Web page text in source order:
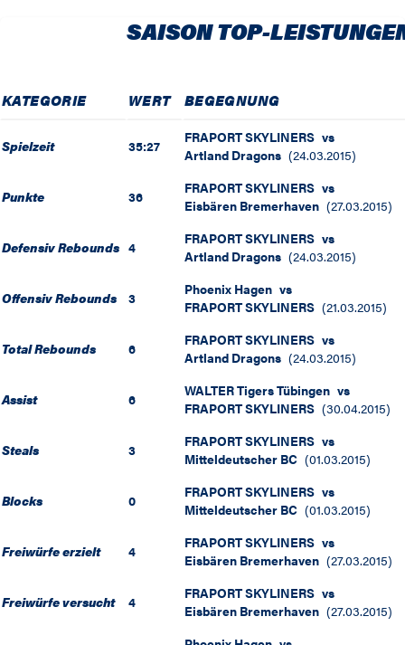
SAISON TOP-
KATEGORIE WERT BEGEGNUNG
Spielzeit 35:27 FRAPORT SKYLINERS vs
Artland Dragons (24.03.2015)
Punkte 36 FRAPORT SKYLINERS vs
Eisbären Bremerhaven (27.03.2015)
Defensiv Rebounds 4 FRAPORT SKYLINERS vs
Artland Dragons (24.03.2015)
Offensiv Rebounds 3 Phoenix Hagen vs
FRAPORT SKYLINERS (21.03.2015)
Total Rebounds 6 FRAPORT SKYLINERS vs
Artland Dragons (24.03.2015)
Assist 6 WALTER Tigers Tübingen vs
FRAPORT SKYLINERS (30.04.2015)
Steals 3 FRAPORT SKYLINERS vs
Mitteldeutscher BC (01.03.2015)
Blocks 0 FRAPORT SKYLINERS vs
Mitteldeutscher BC (01.03.2015)
Freiwürfe erzielt 4 FRAPORT SKYLINERS vs
Eisbären Bremerhaven (27.03.2015)
Freiwürfe versucht 4 FRAPORT SKYLINERS vs
Eisbären Bremerhaven (27.03.2015)